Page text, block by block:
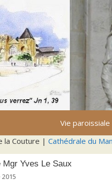
Vie paroissiale
la Couture | Cathédrale du
Mgr Yves Le Saux